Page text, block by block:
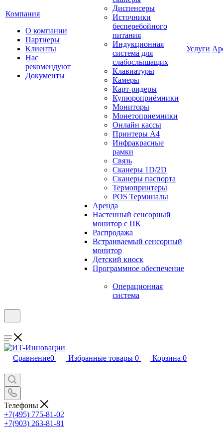
Компания
О компании
Партнеры
Клиенты
Нас
рекомендуют
Документы
Диспенсеры
Источники
бесперебойного
питания
Индукционная
система для
слабослышащих
Клавиатуры
Камеры
Карт-ридеры
Купюроприёмники
Мониторы
Монетоприемники
Онлайн кассы
Принтеры А4
Инфракрасные
рамки
Связь
Сканеры 1D/2D
Сканеры паспорта
Термопринтеры
POS Терминалы
Аренда
Настенный сенсорный
монитор с ПК
Распродажа
Встраиваемый сенсорный
монитор
Детский киоск
Программное обеспечение
Операционная
система
Услуги
Сравнение0 Избранные товары 0 Корзина 0
Телефоны
+7(495) 775-81-02
+7(903) 263-81-81